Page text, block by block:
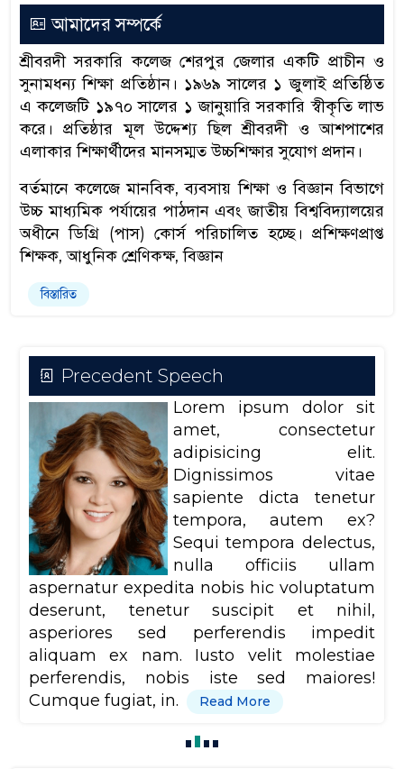
আমাদের সম্পর্কে
শ্রীবরদী সরকারি কলেজ শেরপুর জেলার একটি প্রাচীন ও
সুনামধন্য শিক্ষা প্রতিষ্ঠান। ১৯৬৯ সালের ১ জুলাই প্রতিষ্ঠিত
এ কলেজটি ১৯৭০ সালের ১ জানুয়ারি সরকারি স্বীকৃতি লাভ
করে। প্রতিষ্ঠার মূল উদ্দেশ্য ছিল শ্রীবরদী ও আশপাশের
এলাকার শিক্ষার্থীদের মানসম্মত উচ্চশিক্ষার সুযোগ প্রদান।
বর্তমানে কলেজে মানবিক, ব্যবসায় শিক্ষা ও বিজ্ঞান বিভাগে
উচ্চ মাধ্যমিক পর্যায়ের পাঠদান এবং জাতীয় বিশ্ববিদ্যালয়ের
অধীনে ডিগ্রি (পাস) কোর্স পরিচালিত হচ্ছে। প্রশিক্ষণপ্রাপ্ত
শিক্ষক, আধুনিক শ্রেণিকক্ষ, বিজ্ঞান
বিস্তারিত
Precedent Speech
Lorem ipsum dolor sit
amet, consectetur
adipisicing elit.
Dignissimos vitae
sapiente dicta tenetur
tempora, autem ex?
Sequi tempora delectus,
nulla officiis ullam
aspernatur expedita nobis hic voluptatum
deserunt, tenetur suscipit et nihil,
asperiores sed perferendis impedit
aliquam ex nam. Iusto velit molestiae
perferendis, nobis iste sed maiores!
Cumque fugiat, in.
Read More